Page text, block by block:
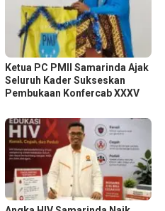
Ketua PC PMII Samarinda Ajak
Seluruh Kader Sukseskan
Pembukaan Konfercab XXXV